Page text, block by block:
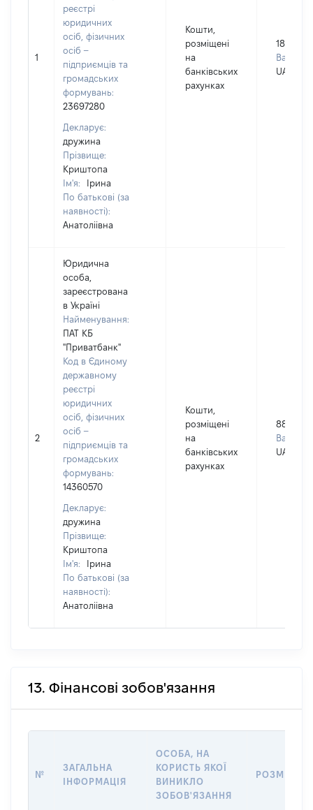
1
реєстрі
юридичних
осіб, фізичних
осіб –
підприємців та
громадських
формувань:
23697280
Декларує:
дружина
Прізвище:
Криштопа
Ім'я:
Ірина
По батькові (за
наявності):
Анатоліівна
Кошти,
розміщені
на
банківських
рахунках
18094
Валюта:
UAH
2
Юридична
особа,
зареєстрована
в Україні
Найменування:
ПАТ КБ
"Приватбанк"
Код в Єдиному
державному
реєстрі
юридичних
осіб, фізичних
осіб –
підприємців та
громадських
формувань:
14360570
Декларує:
дружина
Прізвище:
Криштопа
Ім'я:
Ірина
По батькові (за
наявності):
Анатоліівна
Кошти,
розміщені
на
банківських
рахунках
887
Валюта:
UAH
13. Фінансові зобов'язання
№
ЗАГАЛЬНА
ІНФОРМАЦІЯ
ОСОБА, НА
КОРИСТЬ ЯКОЇ
ВИНИКЛО
ЗОБОВ'ЯЗАННЯ
РОЗМІР